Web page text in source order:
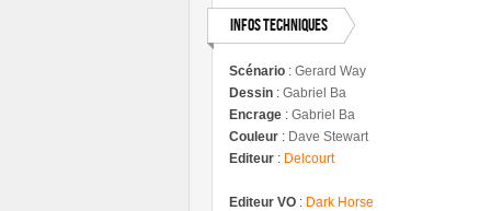
Infos techniques
Scénario : Gerard Way
Dessin : Gabriel Ba
Encrage : Gabriel Ba
Couleur : Dave Stewart
Editeur : Delcourt
Editeur VO : Dark Horse